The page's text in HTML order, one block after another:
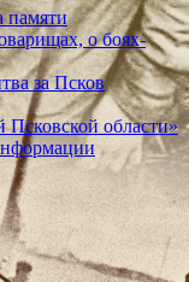
о боях-
за Псков
области»